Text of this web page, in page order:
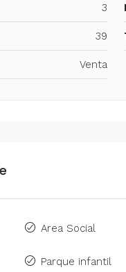
3
39
Venta
Area Social
Parque infantil